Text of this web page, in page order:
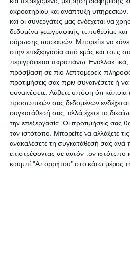
ακροατηρίου και ανάπτυξη υπηρεσιών.
και οι συνεργάτες μας ενδέχεται να
δεδομένα γεωγραφικής τοποθεσίας
σάρωσης συσκευών. Μπορείτε να
στην επεξεργασία από εμάς και τους
περιγράφεται παραπάνω. Εναλλακτικά,
πρόσβαση σε πιο λεπτομερείς
προτιμήσεις σας πριν συναινέσετε ή να
συναινέσετε. Λάβετε υπόψη ότι κάποια
προσωπικών σας δεδομένων ενδέχεται
συγκατάθεσή σας, αλλά έχετε το
την επεξεργασία. Οι προτιμήσεις σας
τον ιστότοπο. Μπορείτε να αλλάξετε
ανακαλέσετε τη συγκατάθεσή σας ανά
επιστρέφοντας σε αυτόν τον ιστότοπο
κουμπί "Απορρήτου" στο κάτω μέρος
του είχε περαστεί το
βάλεις στα ψηφοδέλτια
κάνει το ακριβώς
Ο ίδιος ξεκαθάρισε ότι
εργαλειοποίηση της
μειονότητας από την
κανένα δικαίωμα να
εσωτερικά της Ελλάδας»,
«θα μιλήσω με τον
θέμα. Θα του πω ότι αυτές
πρέπει να σταματήσουν».